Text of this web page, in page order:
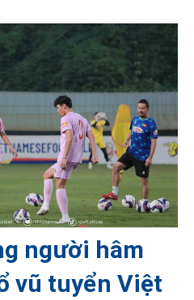
người hâm
vũ tuyển Việt